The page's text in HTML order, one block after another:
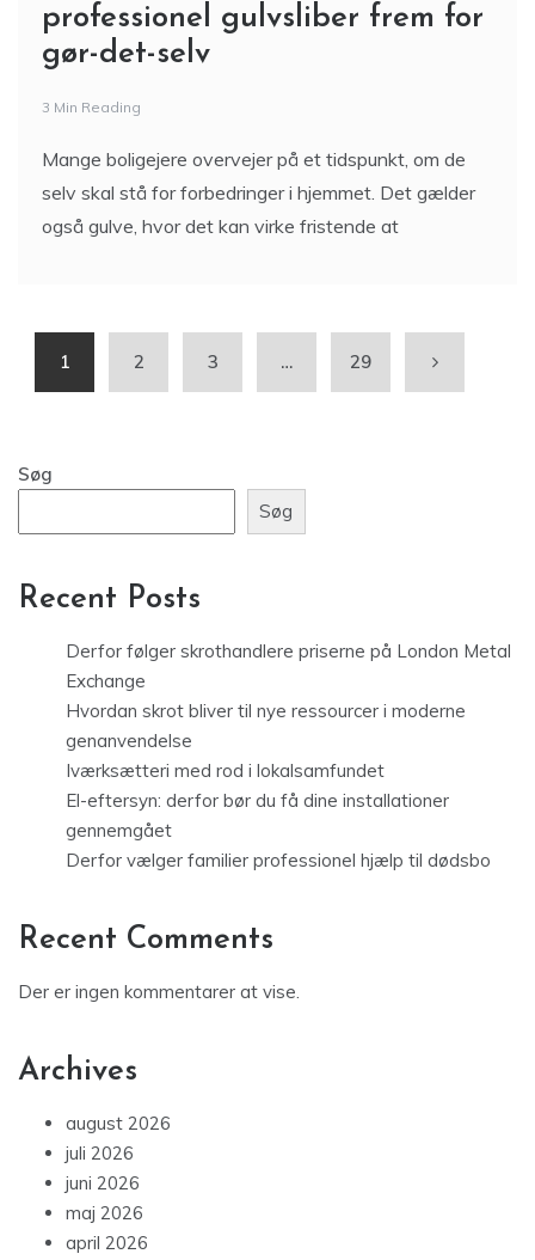
professionel gulvsliber frem for
gør-det-selv
3 Min Reading
Mange boligejere overvejer på et tidspunkt, om de
selv skal stå for forbedringer i hjemmet. Det gælder
også gulve, hvor det kan virke fristende at
1 2 3 … 29
Søg
Søg
Recent Posts
Derfor følger skrothandlere priserne på London Metal
Exchange
Hvordan skrot bliver til nye ressourcer i moderne
genanvendelse
Iværksætteri med rod i lokalsamfundet
El-eftersyn: derfor bør du få dine installationer
gennemgået
Derfor vælger familier professionel hjælp til dødsbo
Recent Comments
Der er ingen kommentarer at vise.
Archives
august 2026
juli 2026
juni 2026
maj 2026
april 2026